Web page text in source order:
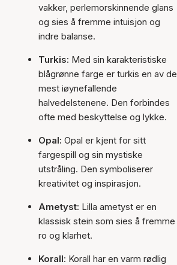
vakker, perlemorskinnende glans
og sies å fremme intuisjon og
indre balanse.
Turkis: Med sin karakteristiske
blågrønne farge er turkis en av de
mest iøynefallende
halvedelstenene. Den forbindes
ofte med beskyttelse og lykke.
Opal: Opal er kjent for sitt
fargespill og sin mystiske
utstråling. Den symboliserer
kreativitet og inspirasjon.
Ametyst: Lilla ametyst er en
klassisk stein som sies å fremme
ro og klarhet.
Korall: Korall har en varm rødlig